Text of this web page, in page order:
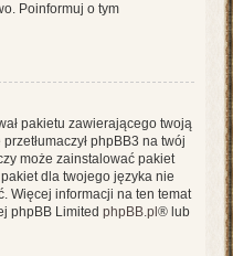
Poinformuj o tym
pakietu zawierającego twoją
phpBB3 na twój
może zainstalować pakiet
dla twojego języka nie
Więcej informacji na ten temat
phpBB Limited phpBB.pl ® lub